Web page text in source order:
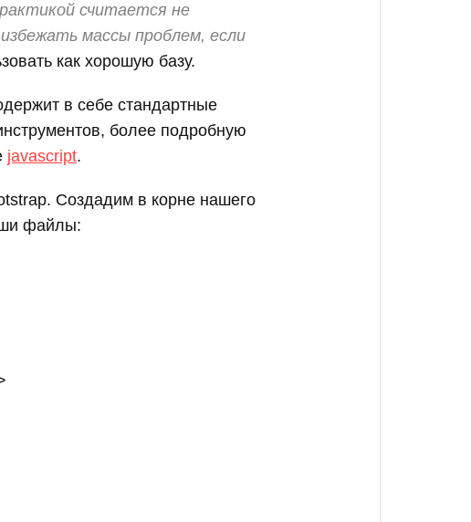
считается не
массы проблем, если
как хорошую базу.
в себе стандартные
более подробную
javascript.
Создадим в корне нашего
файлы: